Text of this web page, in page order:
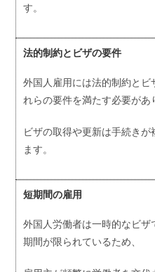
す。
法的制約とビザの要件
外国人雇用には法的制約と
れらの要件を満たす必要があ
ビザの取得や更新は手続き
ます。
短期間の雇用
外国人労働者は一時的なビ
期間が限られているため、